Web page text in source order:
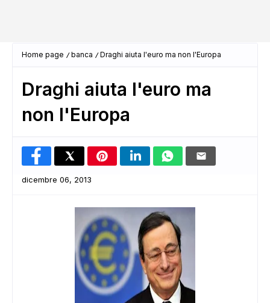
Home page banca Draghi aiuta l'euro ma non l'Europa
Draghi aiuta l'euro ma
non l'Europa
dicembre 06, 2013